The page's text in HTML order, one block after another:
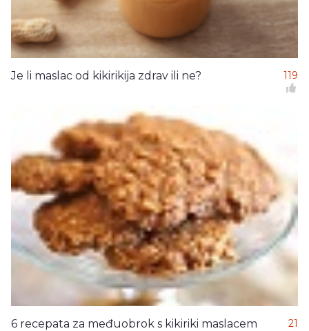
Je li maslac od kikirikija zdrav ili ne? 119
6 recepata za međuobrok s kikiriki maslacem 21